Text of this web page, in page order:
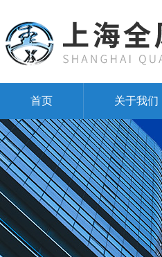
首页 关于我们